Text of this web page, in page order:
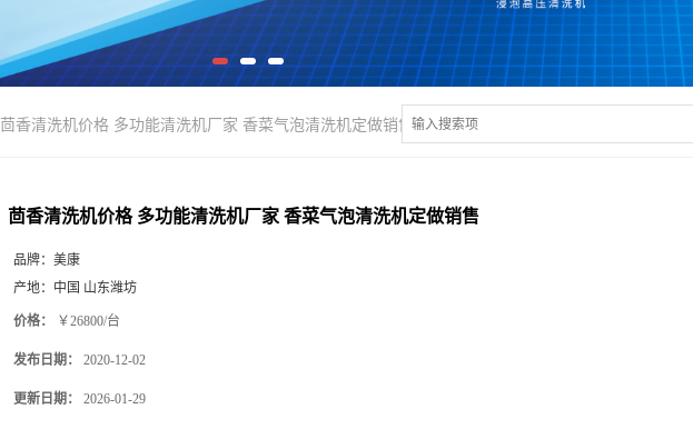
茴香清洗机价格 多功能清洗机厂家 香菜气泡清洗机定做销售
茴香清洗机价格 多功能清洗机厂家 香菜气泡清洗机定做销售
品牌： 美康
产地： 中国 山东潍坊
价格： ￥26800/台
发布日期： 2020-12-02
更新日期： 2026-01-29